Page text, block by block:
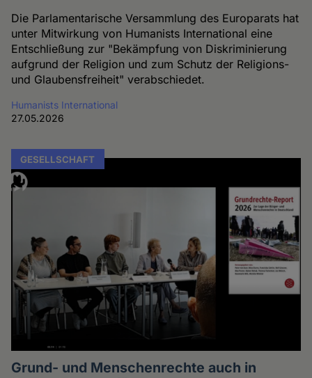
Die Parlamentarische Versammlung des Europarats hat
unter Mitwirkung von Humanists International eine
Entschließung zur "Bekämpfung von Diskriminierung
aufgrund der Religion und zum Schutz der Religions-
und Glaubensfreiheit" verabschiedet.
Humanists International
27.05.2026
GESELLSCHAFT
Grund- und Menschenrechte auch in